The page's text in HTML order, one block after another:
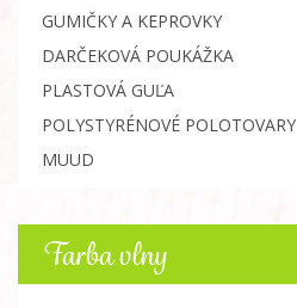
GUMIČKY A KEPROVKY
DARČEKOVÁ POUKÁŽKA
PLASTOVÁ GUĽA
POLYSTYRÉNOVÉ POLOTOVARY
MUUD
Farba vlny